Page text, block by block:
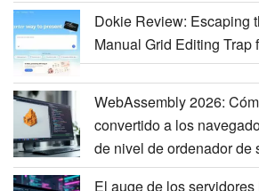
Dokie Review: Escaping
Manual Grid Editing Trap
WebAssembly 2026:
convertido a los
de nivel de ordenador de
El auge de los